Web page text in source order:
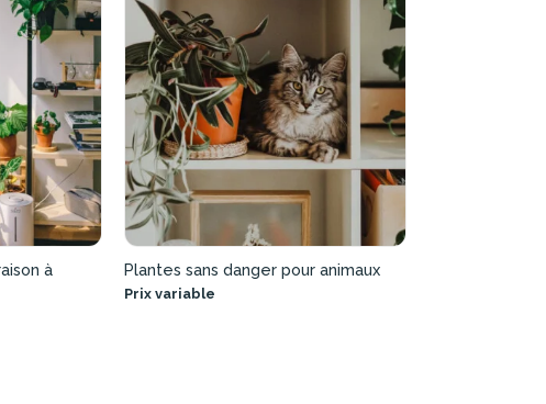
à
Plantes sans danger pour animaux
Prix variable